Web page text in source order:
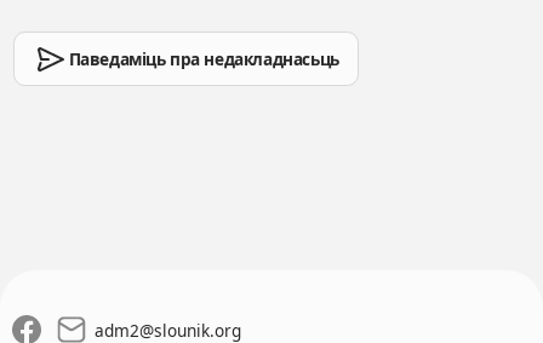
Паведаміць пра недакладнасьць
adm2@slounik.org